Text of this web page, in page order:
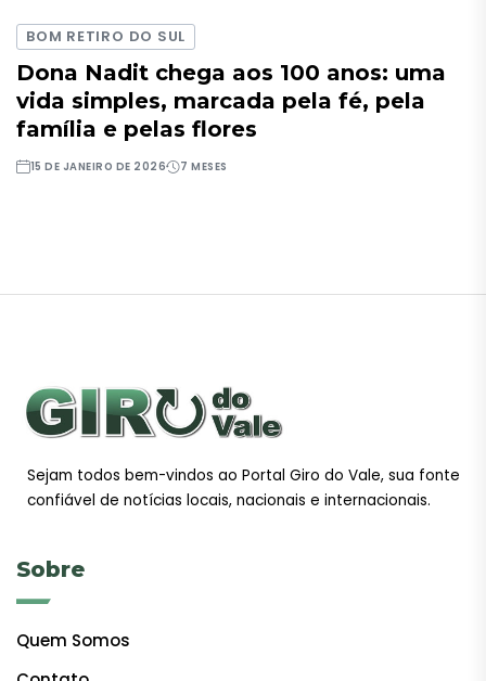
BOM RETIRO DO SUL
Dona Nadit chega aos 100 anos: uma
vida simples, marcada pela fé, pela
família e pelas flores
15 DE JANEIRO DE 2026 7 MESES
Sejam todos bem-vindos ao Portal Giro do Vale, sua fonte
confiável de notícias locais, nacionais e internacionais.
Sobre
Quem Somos